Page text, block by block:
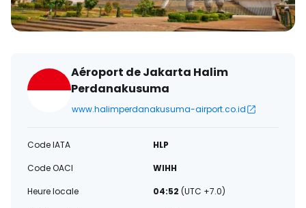
Aéroport de Jakarta Halim
Perdanakusuma
www.halimperdanakusuma-airport.co.id
Code IATA
HLP
Code OACI
WIHH
Heure locale
04:52 (UTC +7.0)